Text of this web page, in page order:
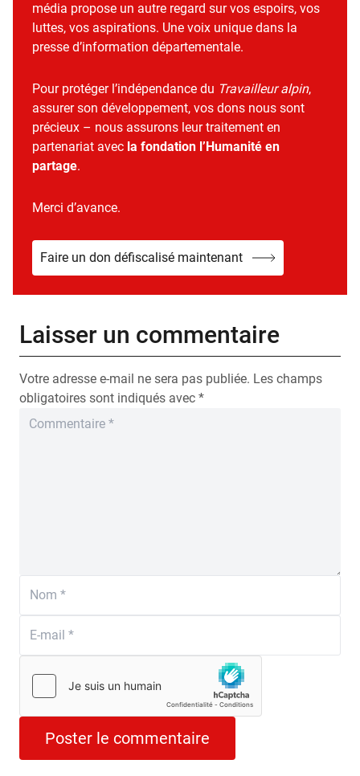
média propose un autre regard sur vos espoirs, vos
luttes, vos aspirations. Une voix unique dans la
presse d’information départementale.
Pour protéger l’indépendance du Travailleur alpin,
assurer son développement, vos dons nous sont
précieux – nous assurons leur traitement en
partenariat avec la fondation l’Humanité en
partage.
Merci d’avance.
Faire un don défiscalisé maintenant
Laisser un commentaire
Votre adresse e-mail ne sera pas publiée. Les champs
obligatoires sont indiqués avec *